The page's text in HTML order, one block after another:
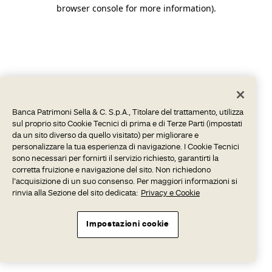
browser console for more information).
Banca Patrimoni Sella & C. S.p.A., Titolare del trattamento, utilizza
sul proprio sito Cookie Tecnici di prima e di Terze Parti (impostati
da un sito diverso da quello visitato) per migliorare e
personalizzare la tua esperienza di navigazione. I Cookie Tecnici
sono necessari per fornirti il servizio richiesto, garantirti la
corretta fruizione e navigazione del sito. Non richiedono
l’acquisizione di un suo consenso. Per maggiori informazioni si
rinvia alla Sezione del sito dedicata: Privacy e Cookie
Impostazioni cookie